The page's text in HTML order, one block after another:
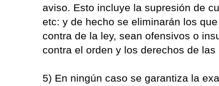
aviso. Esto incluye la supresión de
etc: y de hecho se eliminarán los
contra de la ley, sean ofensivos o
contra el orden y los derechos de las
5) En ningún caso se garantiza la